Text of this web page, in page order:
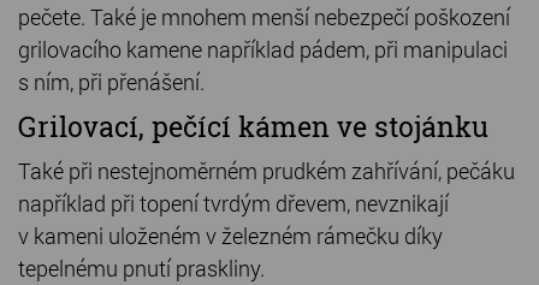
pečete. Také je mnohem menší nebezpečí poškození
grilovacího kamene například pádem, při manipulaci
s ním, při přenášení.
Grilovací, pečící kámen ve stojánku
Také při nestejnoměrném prudkém zahřívání, pečáku
například při topení tvrdým dřevem, nevznikají
v kameni uloženém v železném rámečku díky
tepelnému pnutí praskliny.